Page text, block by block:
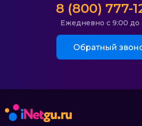
8 (800) 777-
Ежедневно с 9:00 до
Обратный